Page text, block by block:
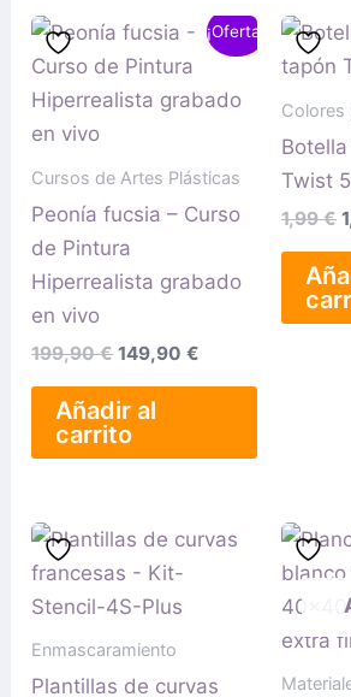
¡Oferta!
Cursos de Artes Plásticas
Peonía fucsia – Curso
de Pintura
Hiperrealista grabado
en vivo
199,90€
El
original
era:
199,90 €.
149,90€
El
precio
es:
149,90 €.
Añadir al
carrito
Colores
Twist
1,99€
Enmascaramiento
Plantillas de curvas